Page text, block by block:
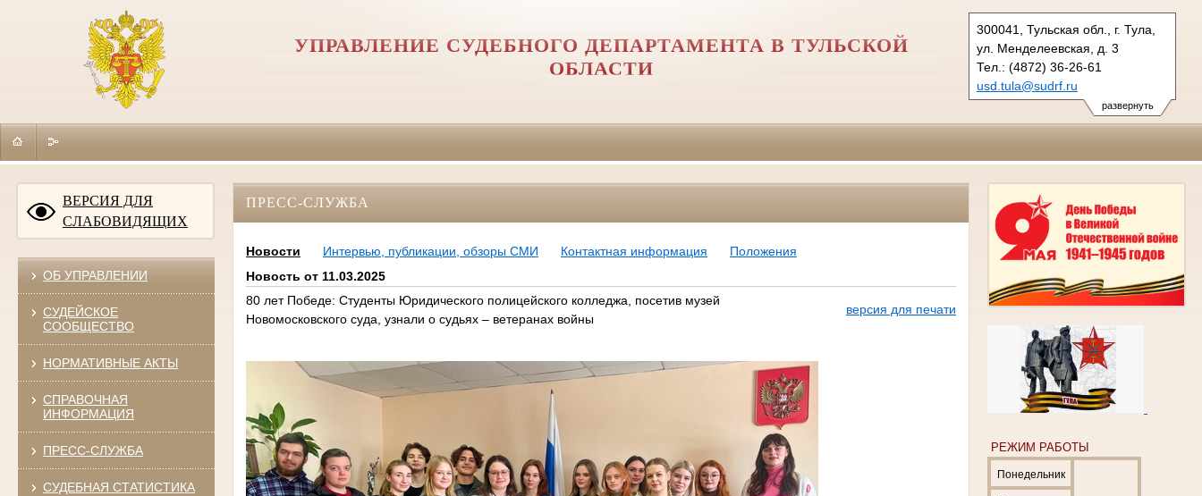
развернуть
300041, Тульская обл., г. Тула,
ул. Менделеевская, д. 3
Тел.: (4872) 36-26-61
usd.tula@sudrf.ru
УПРАВЛЕНИЕ СУДЕБНОГО ДЕПАРТАМЕНТА В ТУЛЬСКОЙ
ОБЛАСТИ
ВЕРСИЯ ДЛЯ
СЛАБОВИДЯЩИХ
ОБ УПРАВЛЕНИИ
СУДЕЙСКОЕ
СООБЩЕСТВО
НОРМАТИВНЫЕ АКТЫ
СПРАВОЧНАЯ
ИНФОРМАЦИЯ
ПРЕСС-СЛУЖБА
СУДЕБНАЯ СТАТИСТИКА
РЕЖИМ РАБОТЫ
Понедельник
ПРЕСС-СЛУЖБА
Новости Интервью, публикации, обзоры СМИ Контактная информация
Положения
Новость от 11.03.2025
80 лет Победе: Студенты Юридического полицейского колледжа, посетив музей
Новомосковского суда, узнали о судьях – ветеранах войны
версия для печати